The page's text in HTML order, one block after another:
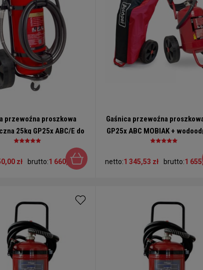
przewoźna proszkowa
25kg GP25x ABC/E do
MOBIAK na 3 kółkach
zł brutto:1 660,50 zł
Gaśnica przewoźna
GP25x ABC MOBIAK +
pokrowiec
netto:1 345,53 zł brutto:1